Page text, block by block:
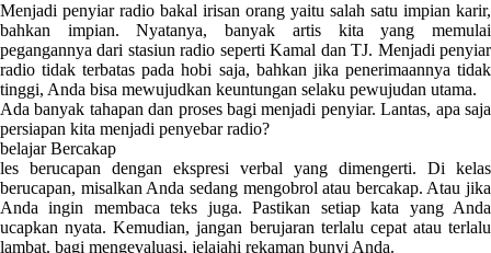
Menjadi penyiar radio bakal irisan orang yaitu salah satu impian karir,
bahkan impian. Nyatanya, banyak artis kita yang memulai
pegangannya dari stasiun radio seperti Kamal dan TJ. Menjadi penyiar
radio tidak terbatas pada hobi saja, bahkan jika penerimaannya tidak
tinggi, Anda bisa mewujudkan keuntungan selaku pewujudan utama.
Ada banyak tahapan dan proses bagi menjadi penyiar. Lantas, apa saja
persiapan kita menjadi penyebar radio?
belajar Bercakap
les berucapan dengan ekspresi verbal yang dimengerti. Di kelas
berucapan, misalkan Anda sedang mengobrol atau bercakap. Atau jika
Anda ingin membaca teks juga. Pastikan setiap kata yang Anda
ucapkan nyata. Kemudian, jangan berujaran terlalu cepat atau terlalu
lambat. bagi mengevaluasi, jelajahi rekaman bunyi Anda.